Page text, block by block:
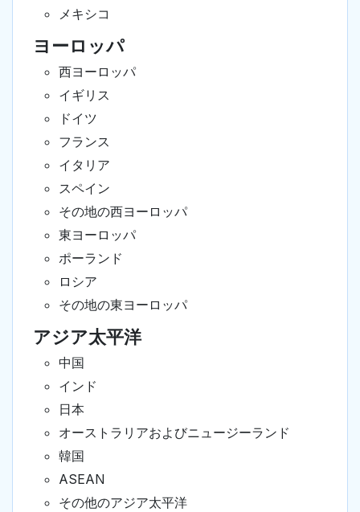
メキシコ
ヨーロッパ
西ヨーロッパ
イギリス
ドイツ
フランス
イタリア
スペイン
その地の西ヨーロッパ
東ヨーロッパ
ポーランド
ロシア
その地の東ヨーロッパ
アジア太平洋
中国
インド
日本
オーストラリアおよびニュージーランド
韓国
ASEAN
その他のアジア太平洋